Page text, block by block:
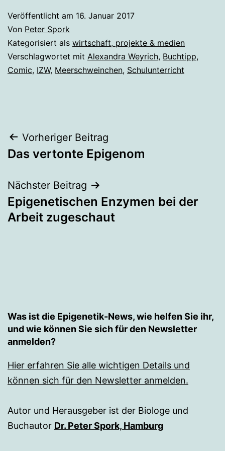
Veröffentlicht am 16. Januar 2017
Von Peter Spork
Kategorisiert als wirtschaft, projekte & medien
Verschlagwortet mit Alexandra Weyrich, Buchtipp,
Comic, IZW, Meerschweinchen, Schulunterricht
Beitragsnavigation
Vorheriger Beitrag
Das vertonte Epigenom
Nächster Beitrag
Epigenetischen Enzymen bei der
Arbeit zugeschaut
Was ist die Epigenetik-News, wie helfen Sie ihr,
und wie können Sie sich für den Newsletter
anmelden?
Hier erfahren Sie alle wichtigen Details und
können sich für den Newsletter anmelden.
Autor und Herausgeber ist der Biologe und
Buchautor Dr. Peter Spork, Hamburg